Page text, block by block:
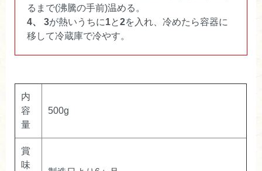
るまで(沸騰の手前)温める。
4、
3が熱いうちに1と2を入れ、冷めたら容器に
移して冷蔵庫で冷やす。
内
容
量
500g
賞
味